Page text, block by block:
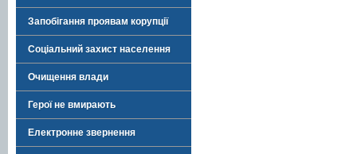
Запобігання проявам корупції
Соціальний захист населення
Очищення влади
Герої не вмирають
Електронне звернення